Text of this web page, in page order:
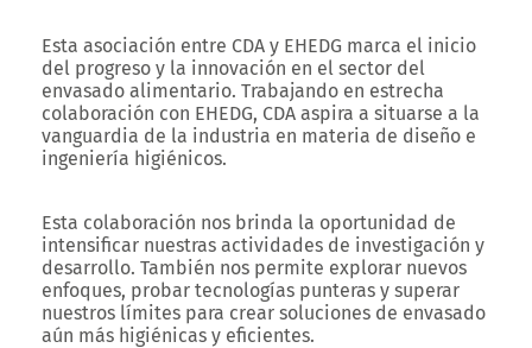
Esta asociación entre CDA y EHEDG marca el inicio
del progreso y la innovación en el sector del
envasado alimentario. Trabajando en estrecha
colaboración con EHEDG, CDA aspira a situarse a la
vanguardia de la industria en materia de diseño e
ingeniería higiénicos.
Esta colaboración nos brinda la oportunidad de
intensificar nuestras actividades de investigación y
desarrollo. También nos permite explorar nuevos
enfoques, probar tecnologías punteras y superar
nuestros límites para crear soluciones de envasado
aún más higiénicas y eficientes.